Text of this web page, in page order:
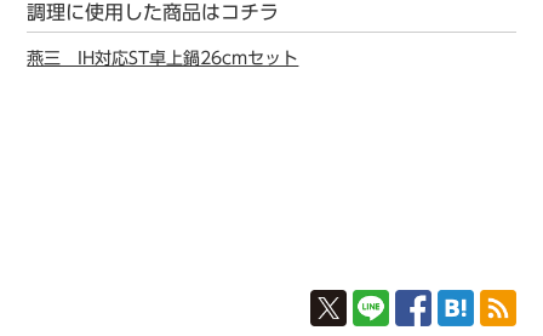
調理に使用した商品はコチラ
燕三 IH対応ST卓上鍋26cmセット